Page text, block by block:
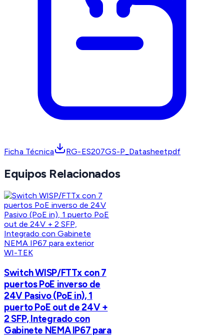
Ficha Técnica RG-ES207GS-P_Datasheetpdf
Equipos Relacionados
WI-TEK
Switch WISP/FTTx con 7
puertos PoE inverso de
24V Pasivo (PoE in), 1
puerto PoE out de 24V +
2 SFP, Integrado con
Gabinete NEMA IP67 para